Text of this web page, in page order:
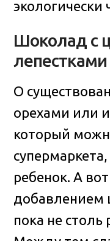
экологически
Шоколад с
лепестками
О
орехами или
который
ребенок. А
добавлением
пока не столь